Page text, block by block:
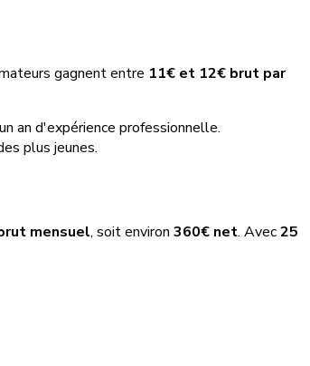
gagnent entre 11€ et 12€ brut par
an d'expérience professionnelle.
plus jeunes.
mensuel, soit environ 360€ net. Avec25